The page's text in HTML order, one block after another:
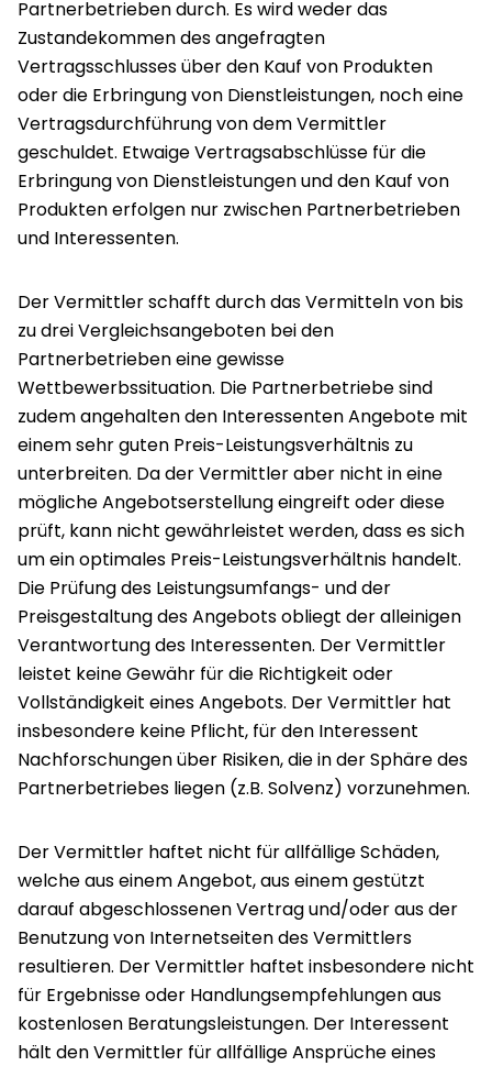
Partnerbetrieben durch. Es wird weder das
Zustandekommen des angefragten
Vertragsschlusses über den Kauf von Produkten
oder die Erbringung von Dienstleistungen, noch eine
Vertragsdurchführung von dem Vermittler
geschuldet. Etwaige Vertragsabschlüsse für die
Erbringung von Dienstleistungen und den Kauf von
Produkten erfolgen nur zwischen Partnerbetrieben
und Interessenten.
Der Vermittler schafft durch das Vermitteln von bis
zu drei Vergleichsangeboten bei den
Partnerbetrieben eine gewisse
Wettbewerbssituation. Die Partnerbetriebe sind
zudem angehalten den Interessenten Angebote mit
einem sehr guten Preis-Leistungsverhältnis zu
unterbreiten. Da der Vermittler aber nicht in eine
mögliche Angebotserstellung eingreift oder diese
prüft, kann nicht gewährleistet werden, dass es sich
um ein optimales Preis-Leistungsverhältnis handelt.
Die Prüfung des Leistungsumfangs- und der
Preisgestaltung des Angebots obliegt der alleinigen
Verantwortung des Interessenten. Der Vermittler
leistet keine Gewähr für die Richtigkeit oder
Vollständigkeit eines Angebots. Der Vermittler hat
insbesondere keine Pflicht, für den Interessent
Nachforschungen über Risiken, die in der Sphäre des
Partnerbetriebes liegen (z.B. Solvenz) vorzunehmen.
Der Vermittler haftet nicht für allfällige Schäden,
welche aus einem Angebot, aus einem gestützt
darauf abgeschlossenen Vertrag und/oder aus der
Benutzung von Internetseiten des Vermittlers
resultieren. Der Vermittler haftet insbesondere nicht
für Ergebnisse oder Handlungsempfehlungen aus
kostenlosen Beratungsleistungen. Der Interessent
hält den Vermittler für allfällige Ansprüche eines